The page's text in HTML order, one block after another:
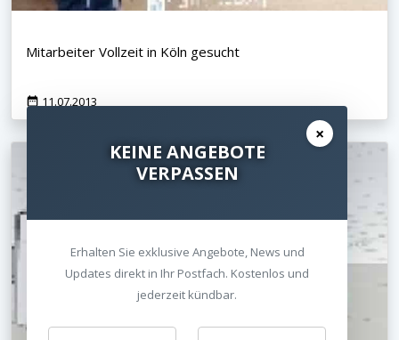
Mitarbeiter Vollzeit in Köln gesucht
11.07.2013
×
KEINE ANGEBOTE
VERPASSEN
Erhalten Sie exklusive Angebote, News und
Updates direkt in Ihr Postfach. Kostenlos und
jederzeit kündbar.